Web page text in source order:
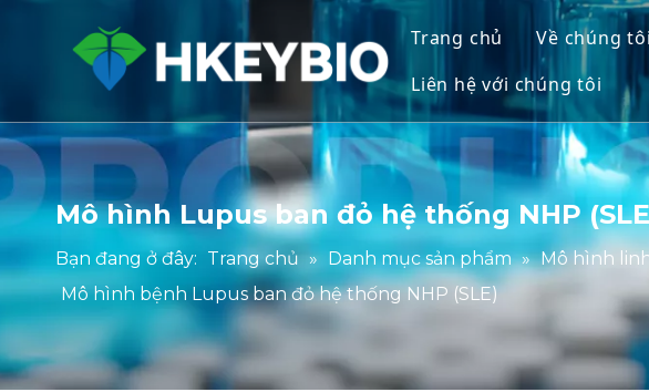
Trang chủ Về chúng tôi
Liên hệ với chúng tôi
Mô hình Lupus ban đỏ hệ thống NHP
Bạn đang ở đây: Trang chủ » Danh mục sản phẩm » Mô hình
Mô hình bệnh Lupus ban đỏ hệ thống NHP (SLE)